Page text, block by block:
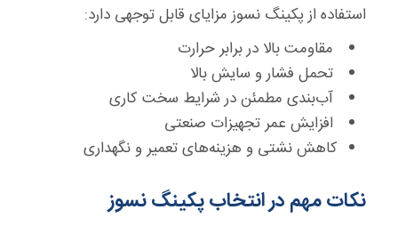
استفاده از پکینگ نسوز مزایای قابل توجهی دارد:
مقاومت بالا در برابر حرارت
تحمل فشار و سایش بالا
آب‌بندی مطمئن در شرایط سخت کاری
افزایش عمر تجهیزات صنعتی
کاهش نشتی و هزینه‌های تعمیر و نگهداری
نکات مهم در انتخاب پکینگ نسوز